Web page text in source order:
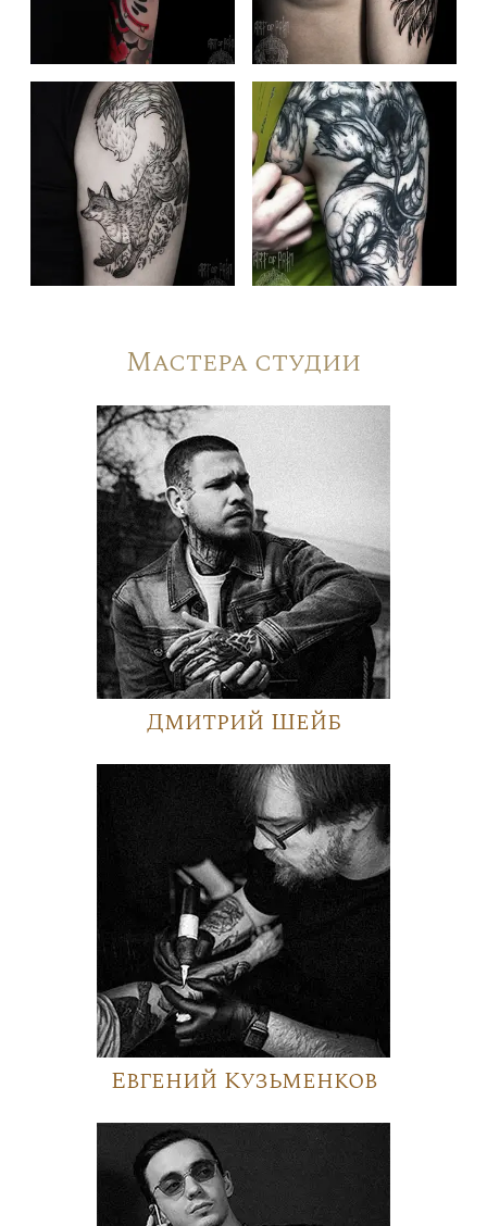
Мастера студии
Дмитрий Шейб
Евгений Кузьменков